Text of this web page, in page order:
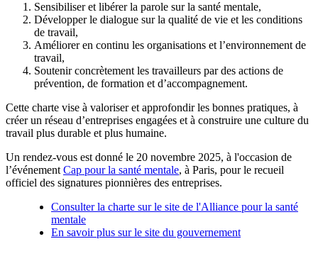
Sensibiliser et libérer la parole sur la santé mentale,
Développer le dialogue sur la qualité de vie et les conditions
de travail,
Améliorer en continu les organisations et l’environnement de
travail,
Soutenir concrètement les travailleurs par des actions de
prévention, de formation et d’accompagnement.
Cette charte vise à valoriser et approfondir les bonnes pratiques, à
créer un réseau d’entreprises engagées et à construire une culture du
travail plus durable et plus humaine.
Un rendez-vous est donné le 20 novembre 2025, à l'occasion de
l’événement Cap pour la santé mentale, à Paris, pour le recueil
officiel des signatures pionnières des entreprises.
Consulter la charte sur le site de l'Alliance pour la santé
mentale
En savoir plus sur le site du gouvernement